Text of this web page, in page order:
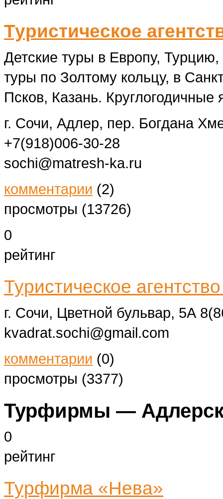
Туристическое
Детские туры в Европу,
туры по Золтому кольцу, в
Псков, Казань.
г. Сочи, Адлер, пер. Богдана
+7(918)006-30-28
sochi@matresh-ka.ru
комментарии (2)
просмотры (13726)
0
рейтинг
Туристическое
г. Сочи, Цветной бульвар, 5А
kvadrat.sochi@gmail.com
комментарии (0)
просмотры (3377)
Турфирмы —
0
рейтинг
Турфирма «Нева»